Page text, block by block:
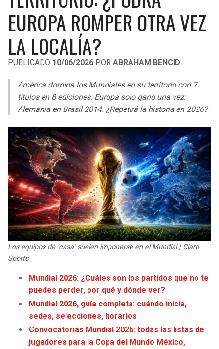
LIGA DE EXPANSIÓN MX
LEAGUES CUP
UEFA EUROPA LEAGUE
UEFA CONFERENCE LEAGUE
MLS
COPA SUDAMERICANA
LIGA BETPLAY
OTRAS LIGAS
RAIDERS
CHARGERS
BENGALS
BROWNS
STEELERS
TEXANS
COLTS
JAGUARS
TITANS
COWBOYS
GIANTS
EAGLES
CAVALIERS
PISTONS
BUCKS
HAWKS
HORNETS
HEAT
MAGIC
WIZARDS
WARRIORS
CLIPPERS
LAKERS
SUNS
EUROPA ROMPER OTRA VEZ
LA LOCALÍA?
PUBLICADO 10/06/2026 POR ABRAHAM BENCID
América domina los Mundiales en su territorio con 7
títulos en 8 ediciones. Europa solo ganó una vez:
Alemania en Brasil 2014. ¿Repetirá la historia en 2026?
Los equipos de ‘casa’ suelen imponerse en el Mundial | Claro
Sports
Mundial 2026: ¿Cuáles son los partidos que no te
puedes perder, por qué y dónde ver?
Mundial 2026, guía completa: cuándo inicia,
sedes, selecciones, horarios
Convocatorias Mundial 2026: todas las listas de
jugadores para la Copa del Mundo México,